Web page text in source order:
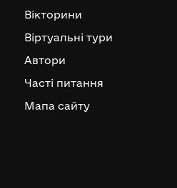
Вікторини
Віртуальні тури
Автори
Часті питання
Мапа сайту